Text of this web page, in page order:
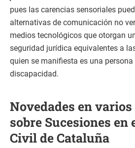
pues las carencias sensoriales
alternativas de comunicación no
medios tecnológicos que otorgan
seguridad jurídica equivalentes a
quien se manifiesta es una
discapacidad.
Novedades en
sobre Sucesiones en
Civil de Cataluña